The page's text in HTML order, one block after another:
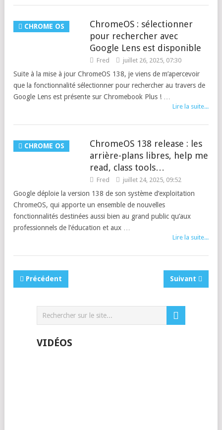
CHROME OS
ChromeOS : sélectionner
pour rechercher avec
Google Lens est disponible
Fred juillet 26, 2025, 07:30
Suite à la mise à jour ChromeOS 138, je viens de m’apercevoir
que la fonctionnalité sélectionner pour rechercher au travers de
Google Lens est présente sur Chromebook Plus ! …
Lire la suite...
CHROME OS
ChromeOS 138 release : les
arrière-plans libres, help me
read, class tools…
Fred juillet 24, 2025, 09:52
Google déploie la version 138 de son système d’exploitation
ChromeOS, qui apporte un ensemble de nouvelles
fonctionnalités destinées aussi bien au grand public qu’aux
professionnels de l’éducation et aux …
Lire la suite...
Précédent Suivant
VIDÉOS